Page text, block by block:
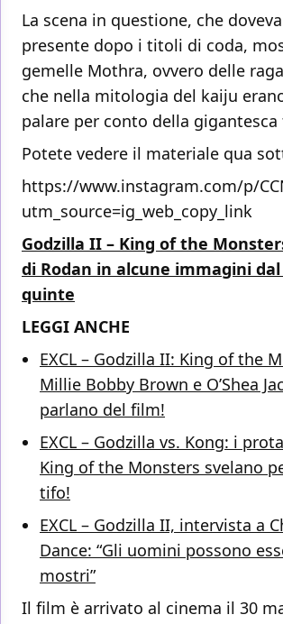
La scena in questione, che
presente dopo i titoli di coda,
gemelle Mothra, ovvero delle
che nella mitologia del kaiju
palare per conto della gigantesca
Potete vedere il materiale qua
https://www.instagram.com/p/
utm_source=ig_web_copy_link
Godzilla II – King of the
di Rodan in alcune immagini
quinte
LEGGI ANCHE
EXCL – Godzilla II: King of the
Millie Bobby Brown e O’Shea
parlano del film!
EXCL – Godzilla vs. Kong: i
King of the Monsters svelano
tifo!
EXCL – Godzilla II, intervista a
Dance: “Gli uomini possono
mostri”
Il film è arrivato al cinema il 30